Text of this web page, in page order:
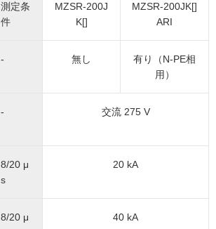
測定条
件
MZSR-200J
K[]
MZSR-200JK[]
ARI
- 無し
有り（N-PE相
用）
- 交流 275 V
8/20 μ
s
20 kA
8/20 μ
40 kA